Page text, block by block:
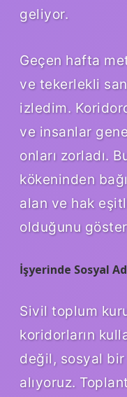
geliyor.
Geçen hafta
ve tekerlekli
izledim.
ve insanlar
onları zorladı.
kökeninden
alan ve hak
olduğunu
İşyerinde Sosyal
Sivil toplum
koridorların
değil, sosyal
alıyoruz.